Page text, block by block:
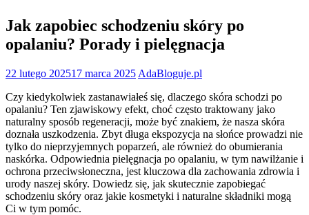
Jak zapobiec schodzeniu skóry po
opalaniu? Porady i pielęgnacja
22 lutego 202517 marca 2025 AdaBloguje.pl
Czy kiedykolwiek zastanawiałeś się, dlaczego skóra schodzi po
opalaniu? Ten zjawiskowy efekt, choć często traktowany jako
naturalny sposób regeneracji, może być znakiem, że nasza skóra
doznała uszkodzenia. Zbyt długa ekspozycja na słońce prowadzi nie
tylko do nieprzyjemnych poparzeń, ale również do obumierania
naskórka. Odpowiednia pielęgnacja po opalaniu, w tym nawilżanie i
ochrona przeciwsłoneczna, jest kluczowa dla zachowania zdrowia i
urody naszej skóry. Dowiedz się, jak skutecznie zapobiegać
schodzeniu skóry oraz jakie kosmetyki i naturalne składniki mogą
Ci w tym pomóc.